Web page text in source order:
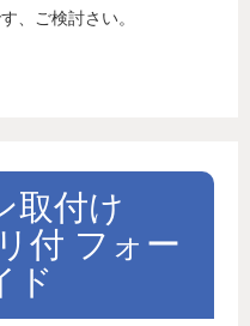
、ご検討さい。
取付け
付 フォー
ド